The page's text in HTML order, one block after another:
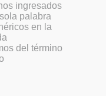
ingresados
palabra
en la
del término